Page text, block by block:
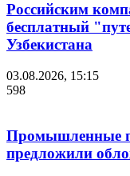
Российским
бесплатный
Узбекистана
03.08.2026, 15:15
598
Промышленные
предложили